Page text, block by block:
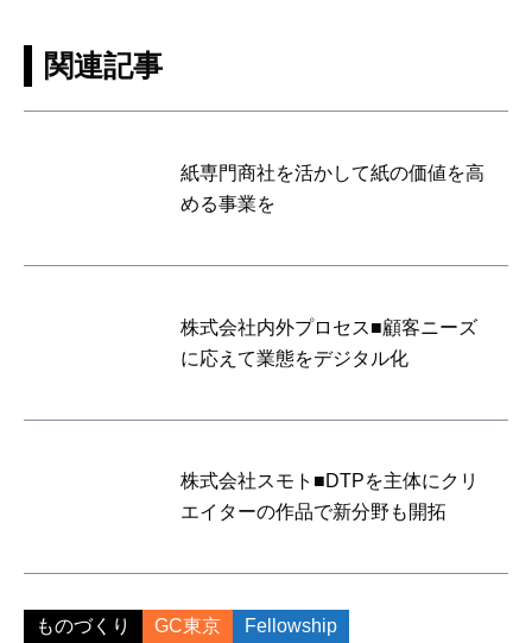
関連記事
紙専門商社を活かして紙の価値を高
める事業を
株式会社内外プロセス■顧客ニーズ
に応えて業態をデジタル化
株式会社スモト■DTPを主体にクリ
エイターの作品で新分野も開拓
ものづくり GC東京 Fellowship